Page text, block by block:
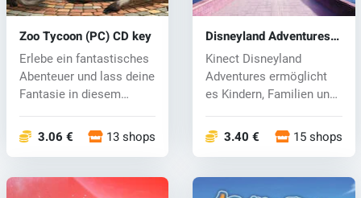
Zoo Tycoon (PC) CD key
Erlebe ein fantastisches
Abenteuer und lass deine
Fantasie in diesem
3.06 € 13 shops
Disneyland Adventures
(PC) CD key
Kinect Disneyland
Adventures ermöglicht
es Kindern, Familien und
3.40 € 15 shops